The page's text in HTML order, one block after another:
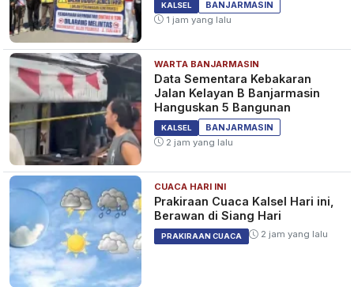
Lintas
Kapolres Tanah Bumbu Ungkap
Pentingnya Anggota Pahami
Literasi Digital
KALSEL 1 tahun yang lalu
Warga Tanah Bumbu Senang
Kapolres Pantau Langsung
Situasi Pasar Wadai Ramadan
KALSEL 1 tahun yang lalu
KALSEL
BANJARMASIN
1 jam yang lalu
WARTA BANJARMASIN
Data Sementara Kebakaran
Jalan Kelayan B Banjarmasin
Hanguskan 5 Bangunan
KALSEL
BANJARMASIN
2 jam yang lalu
CUACA HARI INI
Prakiraan Cuaca Kalsel Hari ini,
Berawan di Siang Hari
PRAKIRAAN CUACA 2 jam yang lalu